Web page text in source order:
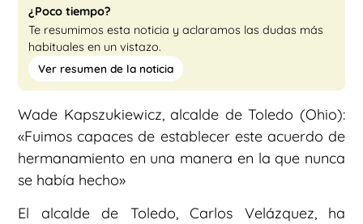
¿Poco tiempo?
Te resumimos esta noticia y aclaramos las dudas más
habituales en un vistazo.
Ver resumen de la noticia
Wade Kapszukiewicz, alcalde de Toledo (Ohio):
«Fuimos capaces de establecer este acuerdo de
hermanamiento en una manera en la que nunca
se había hecho»
El alcalde de Toledo, Carlos Velázquez, ha